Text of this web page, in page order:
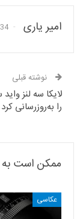
امیر یاری
نوشته قبلی
را به‌روزرسانی کرد
ممکن است به
عکاسی